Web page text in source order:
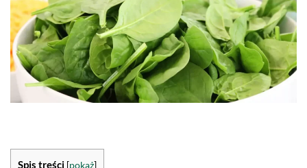
Spis treści [pokaż]